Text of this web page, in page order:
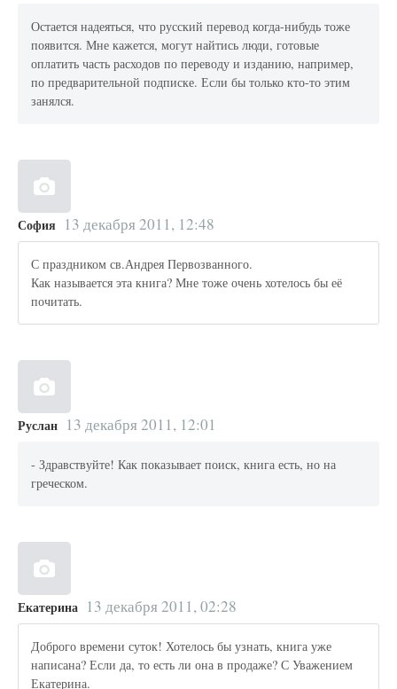
Остается надеяться, что русский перевод когда-нибудь тоже
появится. Мне кажется, могут найтись люди, готовые
оплатить часть расходов по переводу и изданию, например,
по предварительной подписке. Если бы только кто-то этим
занялся.
София 13 декабря 2011, 12:48
С праздником св.Андрея Первозванного.
Как называется эта книга? Мне тоже очень хотелось бы её
почитать.
Руслан 13 декабря 2011, 12:01
- Здравствуйте! Как показывает поиск, книга есть, но на
греческом.
Екатерина 13 декабря 2011, 02:28
Доброго времени суток! Хотелось бы узнать, книга уже
написана? Если да, то есть ли она в продаже? С Уважением
Екатерина.